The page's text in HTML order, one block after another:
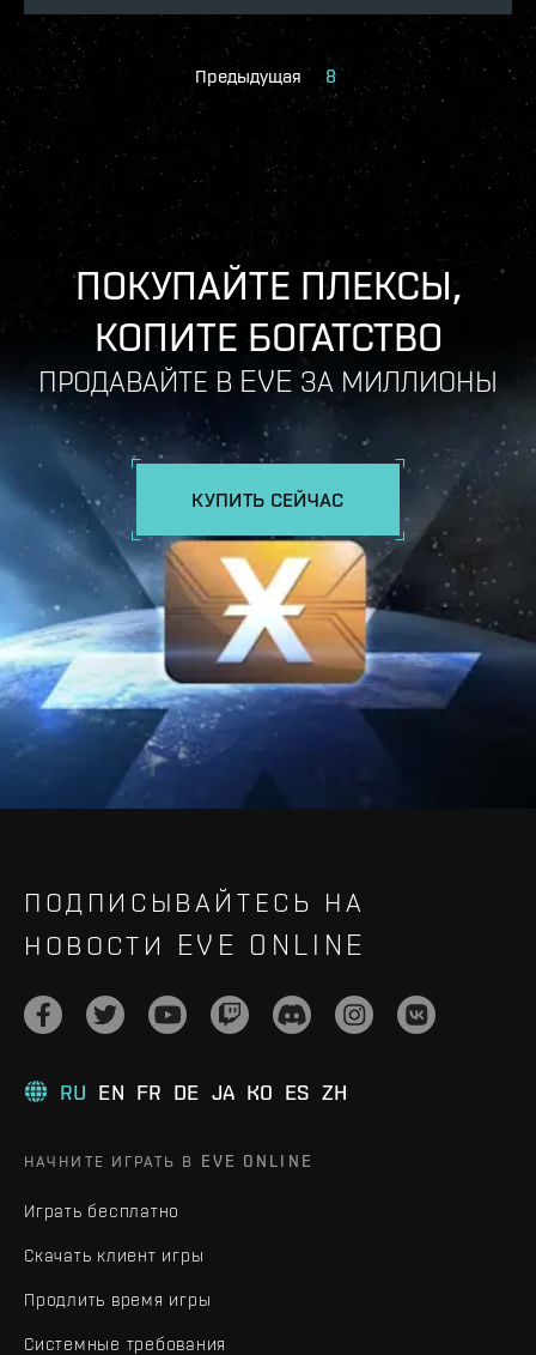
Предыдущая 8
ПОКУПАЙТЕ ПЛЕКСЫ,
КОПИТЕ БОГАТСТВО
ПРОДАВАЙТЕ В EVE ЗА МИЛЛИОНЫ
КУПИТЬ СЕЙЧАС
ПОДПИСЫВАЙТЕСЬ НА
НОВОСТИ EVE ONLINE
RU EN FR DE JA KO ES ZH
НАЧНИТЕ ИГРАТЬ В EVE ONLINE
Играть бесплатно
Скачать клиент игры
Продлить время игры
Системные требования